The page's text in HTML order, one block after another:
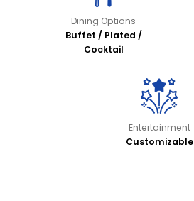
Dining Options
Buffet / Plated /
Cocktail
Entertainment
Customizable